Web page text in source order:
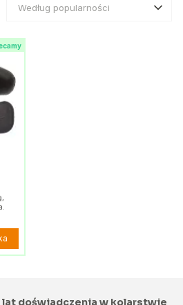
Według popularności
lat doświadczenia w kolarstwie